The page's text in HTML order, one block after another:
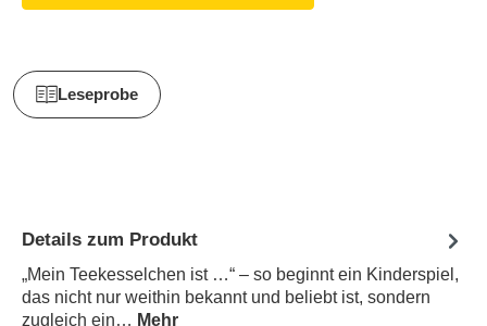
Leseprobe
Details zum Produkt
„Mein Teekesselchen ist …“ – so beginnt ein Kinderspiel,
das nicht nur weithin bekannt und beliebt ist, sondern
zugleich ein… Mehr